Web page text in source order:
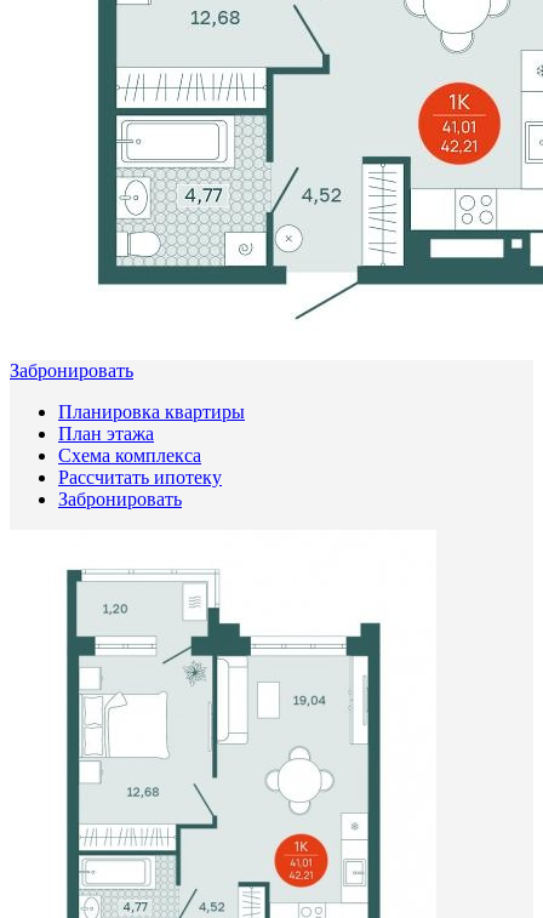
Забронировать
Планировка квартиры
План этажа
Схема комплекса
Рассчитать ипотеку
Забронировать